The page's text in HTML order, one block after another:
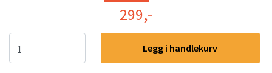
299,-
Legg i handlekurv